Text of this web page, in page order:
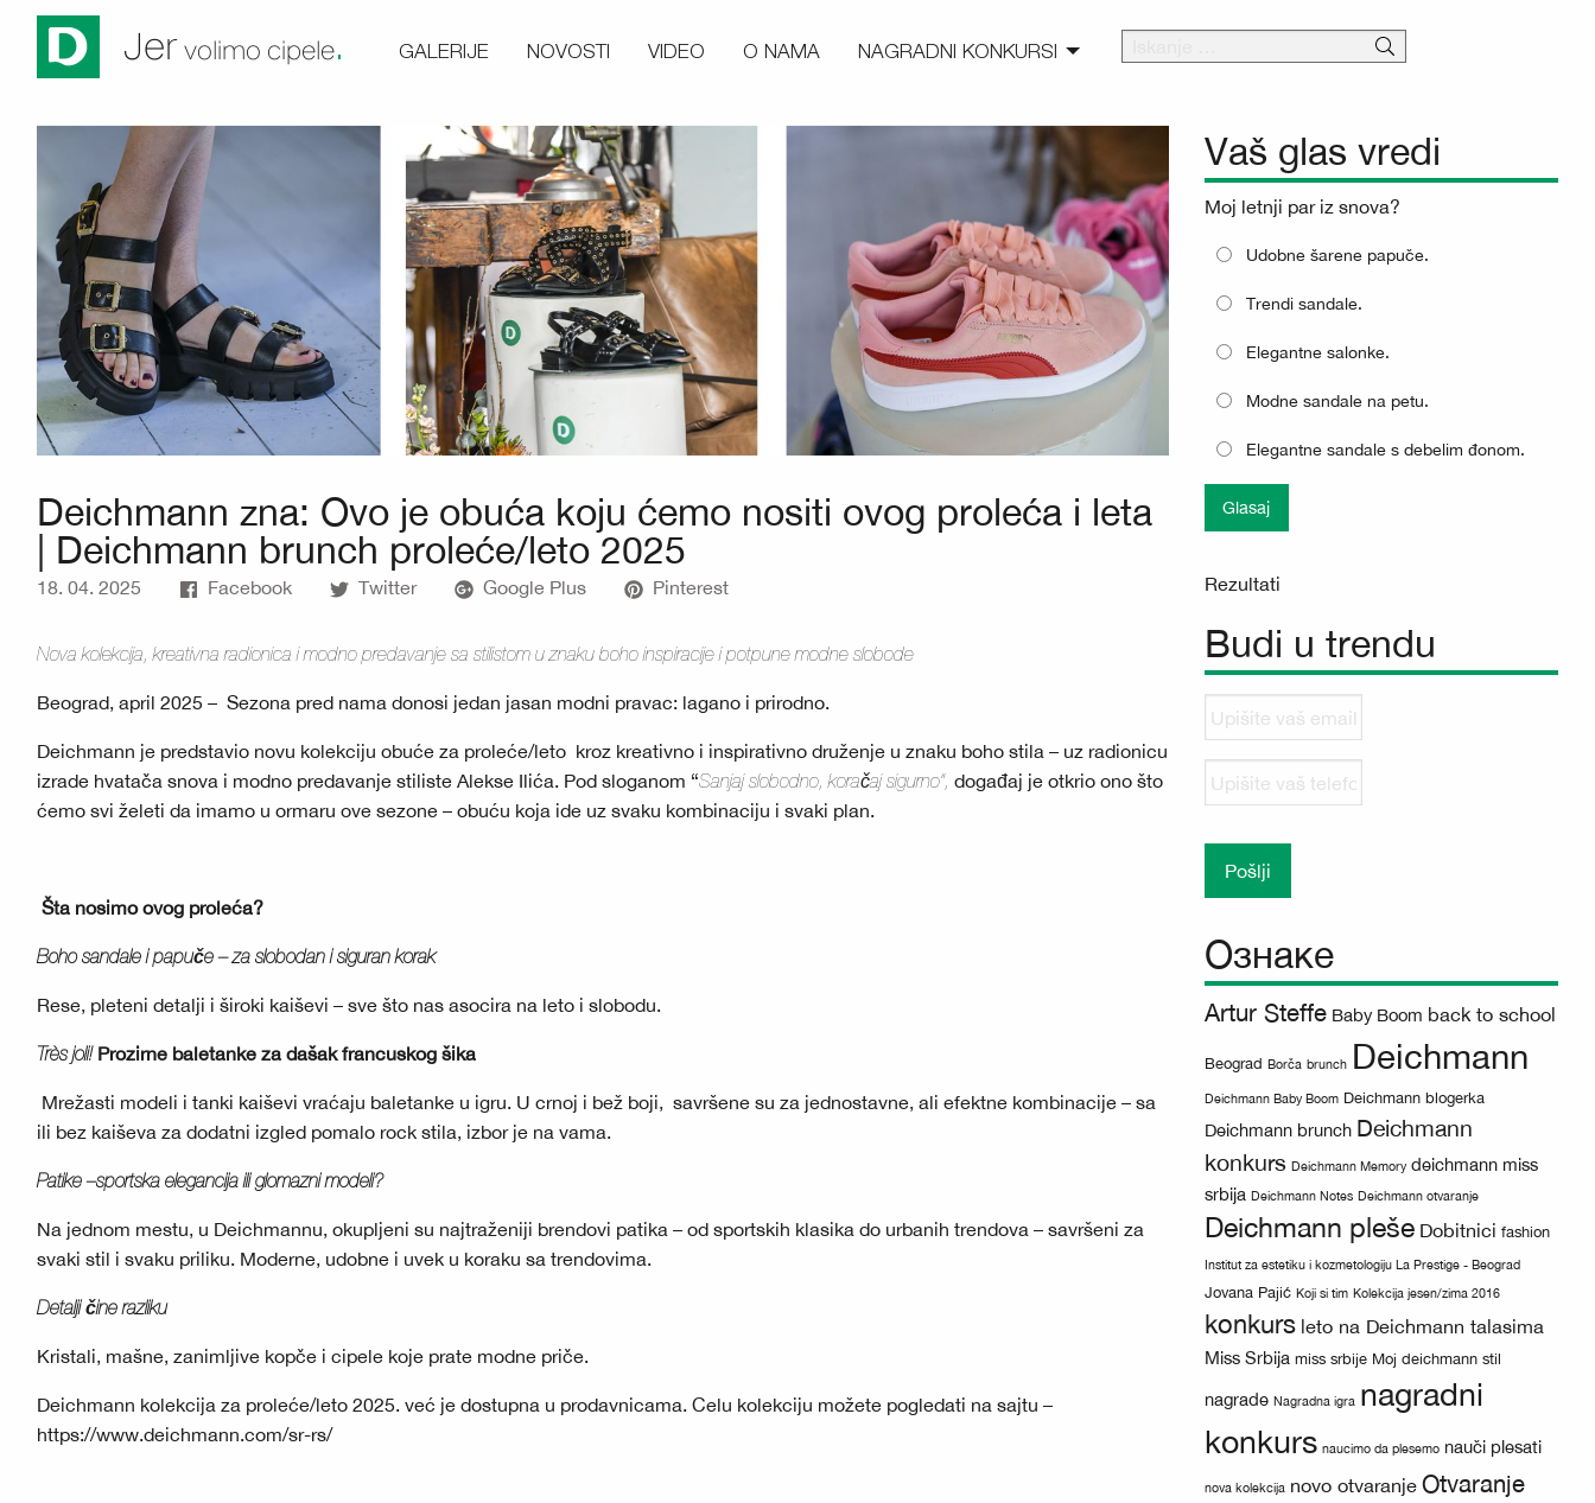
Jer volimo cipele. GALERIJE NOVOSTI VIDEO O NAMA NAGRADNI KONKURSI
Deichmann zna: Ovo je obuća koju ćemo nositi ovog proleća i leta
| Deichmann brunch proleće/leto 2025
18. 04. 2025 Facebook Twitter Google Plus Pinterest
Nova kolekcija, kreativna radionica i modno predavanje sa stilistom u znaku boho inspiracije i potpune modne slobode
Beograd, april 2025 – Sezona pred nama donosi jedan jasan modni pravac: lagano i prirodno.
Deichmann je predstavio novu kolekciju obuće za proleće/leto kroz kreativno i inspirativno druženje u znaku boho stila – uz radionicu
izrade hvatača snova i modno predavanje stiliste Alekse Ilića. Pod sloganom “Sanjaj slobodno, koračaj sigurno“, događaj je otkrio ono što
ćemo svi želeti da imamo u ormaru ove sezone – obuću koja ide uz svaku kombinaciju i svaki plan.
Šta nosimo ovog proleća?
Boho sandale i papuče – za slobodan i siguran korak
Rese, pleteni detalji i široki kaiševi – sve što nas asocira na leto i slobodu.
Très joli!Prozirne baletanke za dašak francuskog šika
Mrežasti modeli i tanki kaiševi vraćaju baletanke u igru. U crnoj i bež boji, savršene su za jednostavne, ali efektne kombinacije – sa
ili bez kaiševa za dodatni izgled pomalo rock stila, izbor je na vama.
Patike –sportska elegancija ili glomazni modeli?
Na jednom mestu, u Deichmannu, okupljeni su najtraženiji brendovi patika – od sportskih klasika do urbanih trendova – savršeni za
svaki stil i svaku priliku. Moderne, udobne i uvek u koraku sa trendovima.
Detalji čine razliku
Kristali, mašne, zanimljive kopče i cipele koje prate modne priče.
Deichmann kolekcija za proleće/leto 2025. već je dostupna u prodavnicama. Celu kolekciju možete pogledati na sajtu –
https://www.deichmann.com/sr-rs/
Vaš glas vredi
Moj letnji par iz snova?
Udobne šarene papuče.
Trendi sandale.
Elegantne salonke.
Modne sandale na petu.
Elegantne sandale s debelim đonom.
Glasaj
Rezultati
Budi u trendu
vaš
vaš
broj
Ознаке
Artur Steffe Baby Boom back to school
Beograd Borča brunch Deichmann
Deichmann Baby Boom Deichmann blogerka
Deichmann brunch Deichmann
konkurs Deichmann Memory deichmann miss
srbija Deichmann Notes Deichmann otvaranje
Deichmann pleše Dobitnici fashion
Institut za estetiku i kozmetologiju La Prestige - Beograd
Jovana Pajić Koji si tim Kolekcija jesen/zima 2016
konkurs leto na Deichmann talasima
Miss Srbija miss srbije Moj deichmann stil
nagrade Nagradna igra nagradni
konkurs naucimo da plesemo nauči plesati
nova kolekcija novo otvaranje Otvaranje